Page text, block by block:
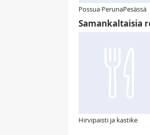
Possua PerunaPesässä
Samankaltaisia
Hirvipaisti ja kastike